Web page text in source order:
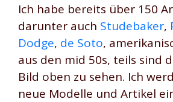
Ich habe bereits über 150
darunter auch Studebaker,
Dodge, de Soto,
aus den mid 50s, teils sind
Bild oben zu sehen. Ich
neue Modelle und Artikel